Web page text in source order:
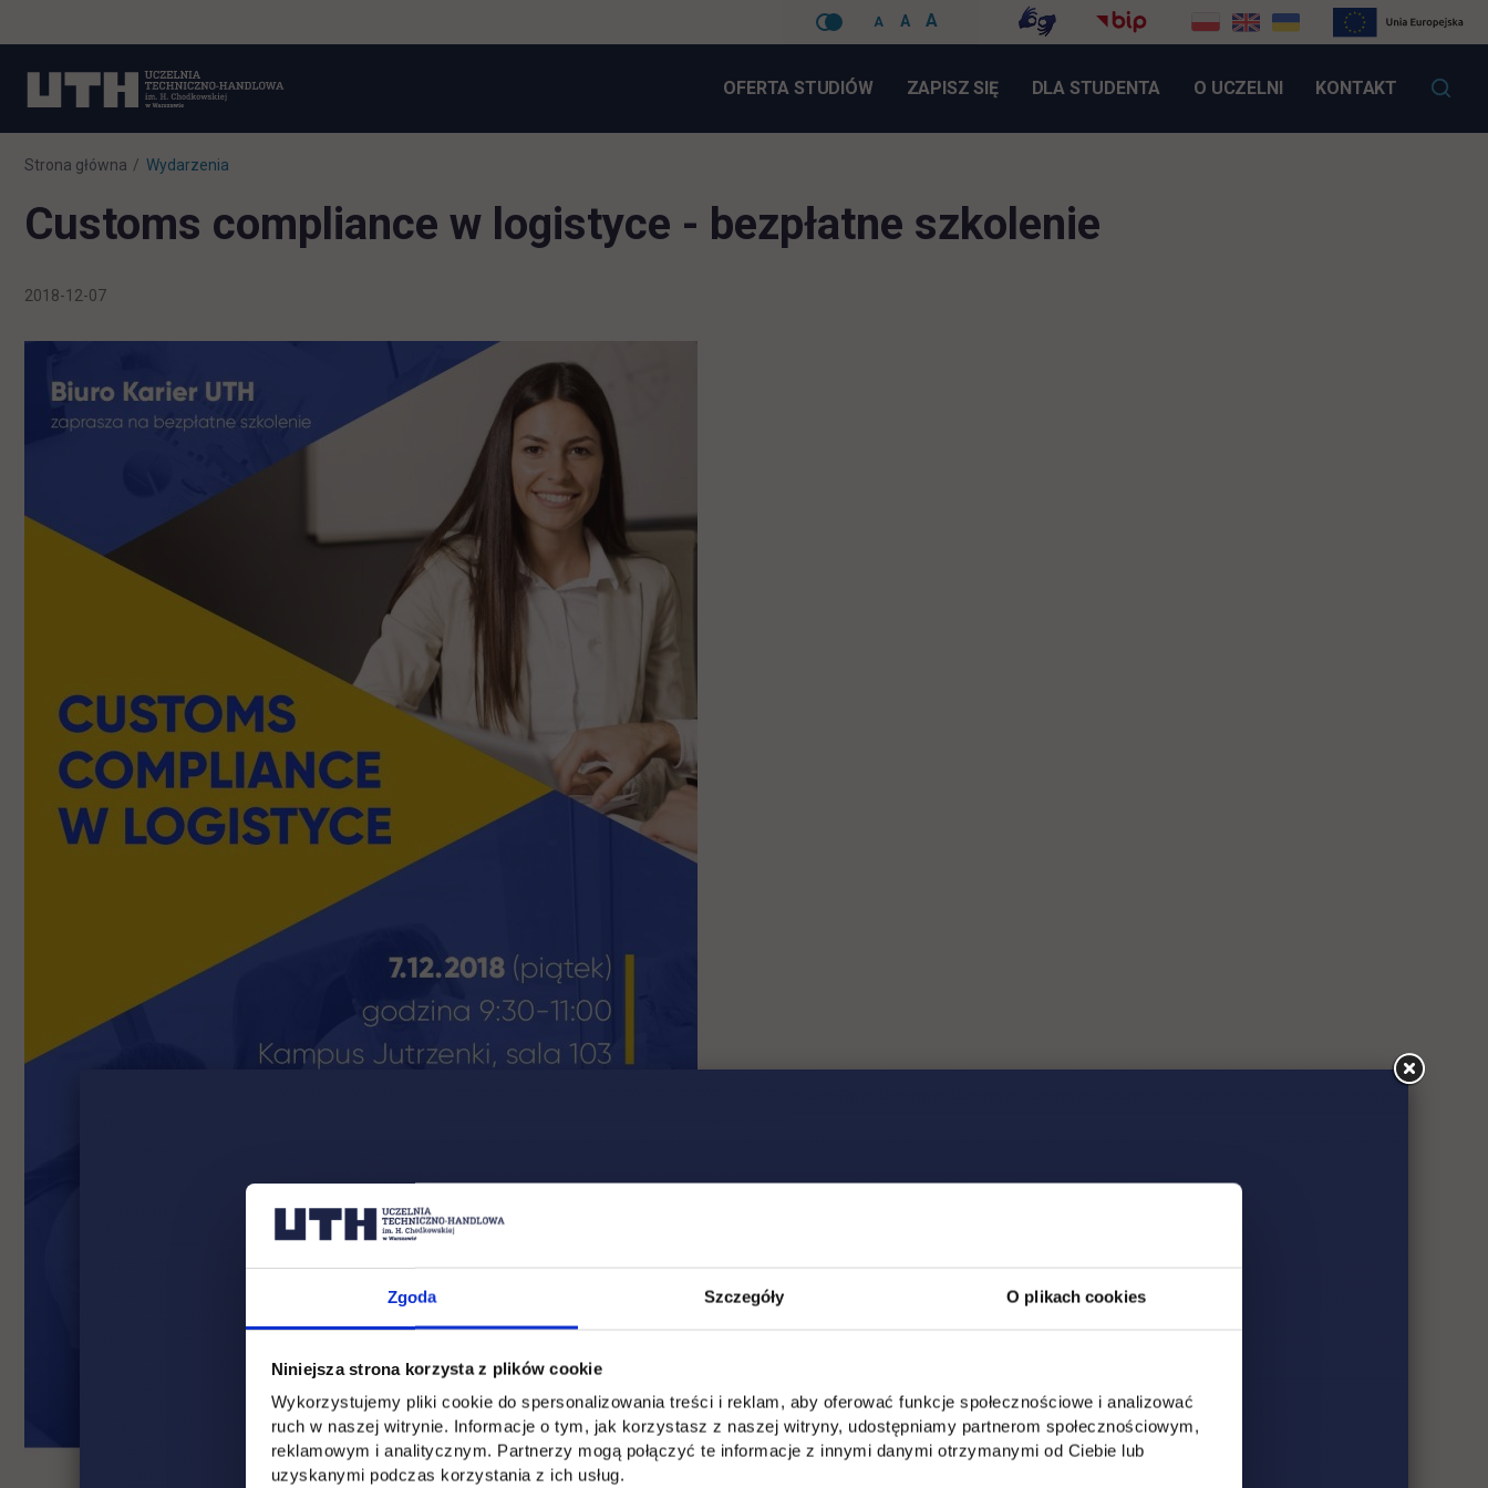
Zgoda Szczegóły O plikach cookies
Niniejsza strona korzysta z plików cookie
Wykorzystujemy pliki cookie do spersonalizowania treści i reklam, aby oferować funkcje społecznościowe i analizować
ruch w naszej witrynie. Informacje o tym, jak korzystasz z naszej witryny, udostępniamy partnerom społecznościowym,
reklamowym i analitycznym. Partnerzy mogą połączyć te informacje z innymi danymi otrzymanymi od Ciebie lub
uzyskanymi podczas korzystania z ich usług.
A A
A
nawigacje
OFERTA STUDIÓW ZAPISZ SIĘLINK OTWIERA SIĘ W NOWEJ KARCIE
DLA STUDENTA O UCZELNI KONTAKT
Strona główna Wydarzenia
Customs compliance w logistyce - bezpłatne szkolenie
2018-12-07